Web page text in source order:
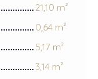
21,10 m²
0,64 m²
5,17 m²
3,14 m²